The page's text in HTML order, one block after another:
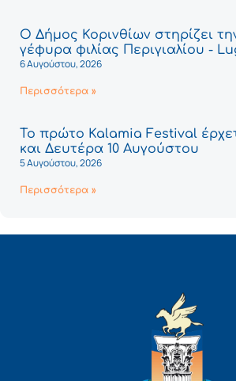
Ο Δήμος Κορινθίων στηρίζει
γέφυρα φιλίας Περιγιαλίου -
6 Αυγούστου, 2026
Περισσότερα »
Το πρώτο Kalamia Festival
και Δευτέρα 10 Αυγούστου
5 Αυγούστου, 2026
Περισσότερα »